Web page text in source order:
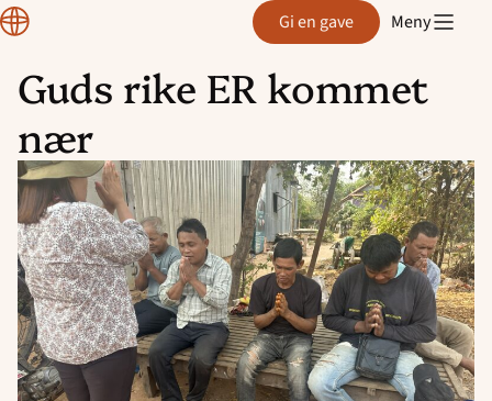
Hopp
innhold
Region
Rogaland Gi en gave Meny
Guds rike ER kommet
nær